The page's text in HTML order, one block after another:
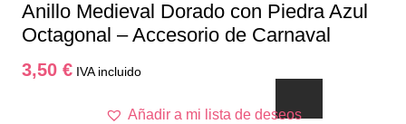
Anillo Medieval Dorado con Piedra Azul
Octagonal – Accesorio de Carnaval
3,50 € IVA incluido
Añadir a mi lista de deseos